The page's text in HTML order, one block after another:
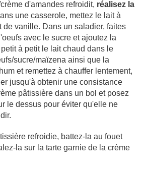
d'amandes refroidit, réalisez la
une casserole, mettez le lait à
de vanille. Dans un saladier, faites
avec le sucre et ajoutez la
à petit le lait chaud dans le
sucre/maïzena ainsi que la
et remettez à chauffer lentement,
jusqu'à obtenir une consistance
pâtissière dans un bol et posez
le dessus pour éviter qu'elle ne
refroidie, battez-la au fouet
la sur la tarte garnie de la crème